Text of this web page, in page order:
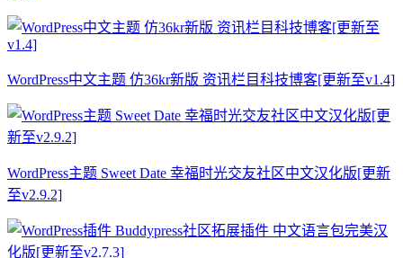
WordPress中文主题 仿36kr新版 资讯栏目科技博客[更新至v1.4]
WordPress主题 Sweet Date 幸福时光交友社区中文汉化版[更新
至v2.9.2]